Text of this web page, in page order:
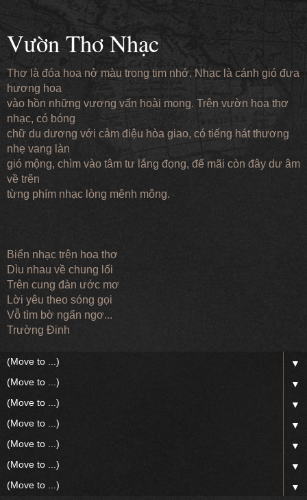
Vườn Thơ Nhạc
Thơ là đóa hoa nở màu trong tim nhớ. Nhạc là cánh gió đưa
hương hoa
vào hồn những vương vấn hoài mong. Trên vườn hoa thơ
nhạc, có bóng
chữ du dương với cảm điệu hòa giao, có tiếng hát thương
nhẹ vang làn
gió mộng, chìm vào tâm tư lắng đọng, để mãi còn đây dư âm
về trên
từng phím nhạc lòng mênh mông.
Biển nhạc trên hoa thơ
Dìu nhau về chung lối
Trên cung đàn ước mơ
Lời yêu theo sóng gọi
Vỗ tìm bờ ngẩn ngơ...
Trường Đinh
▼
▼
▼
▼
▼
▼
▼